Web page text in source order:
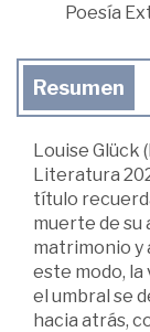
Poesía
Resumen
Louise Glück
Literatura
título
muerte de su
matrimonio y
este modo, la
el umbral se
hacia atrás,